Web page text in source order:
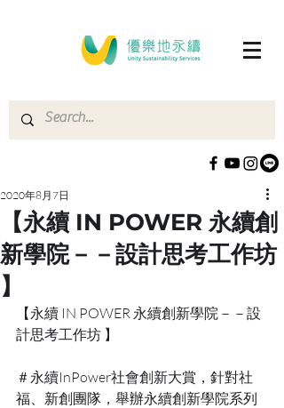
【永續 IN POWER 永續創
新學院－－設計思考工作坊
】
2020年8月7日
【永續 IN POWER 永續創新學院－－設
計思考工作坊 】
＃永續InPower社會創新大賞，針對社
福、新創團隊，舉辦永續創新學院系列